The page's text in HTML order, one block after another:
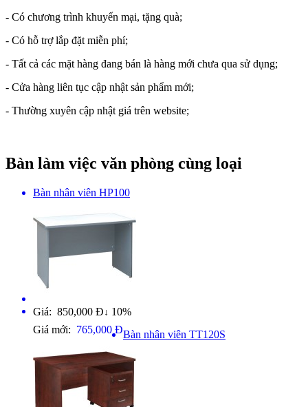
- Có chương trình khuyến mại, tặng quà;
- Có hỗ trợ lắp đặt miễn phí;
- Tất cả các mặt hàng đang bán là hàng mới chưa qua sử dụng;
- Cửa hàng liên tục cập nhật sản phẩm mới;
- Thường xuyên cập nhật giá trên website;
Bàn làm việc văn phòng cùng loại
Bàn nhân viên HP100
Giá: 850,000 Đ ↓ 10%
Giá mới: 765,000 ĐBàn nhân viên TT120S